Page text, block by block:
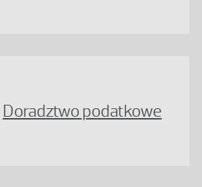
Doradztwo podatkowe